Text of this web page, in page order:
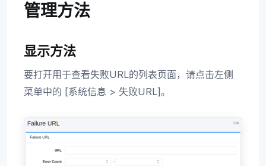
管理方法
显示方法
要打开用于查看失败URL的列表页面，请点击左侧
菜单中的 [系统信息 > 失败URL]。